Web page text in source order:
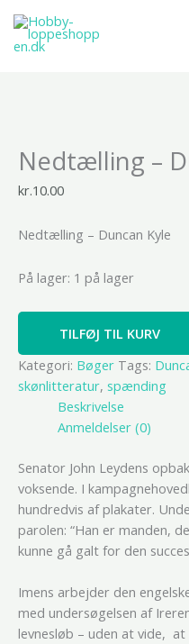
indholdet
Nedtælling –
kr.10.00
Nedtælling – Duncan Kyle
På lager: 1 på lager
-
Duncan
Kyle
TILFØJ TIL KURV
Kategori: Bøger Tags:
skønlitteratur, spænding
Beskrivelse
Anmeldelser (0)
Senator John Leydens
voksende. I
hundredvis af plakater.
parolen: “Han er manden,
kunne gå galt for den
Imens arbejder den
med undersøgelsen af
levnesløb – uden at vide,